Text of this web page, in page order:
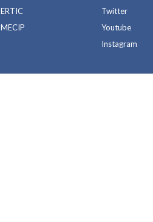
ERTIC
MECIP
Twitter
Youtube
Instagram